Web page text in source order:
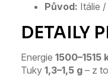
Původ: Itálie /
Energie
Tuky 1,3–1,5 g – z